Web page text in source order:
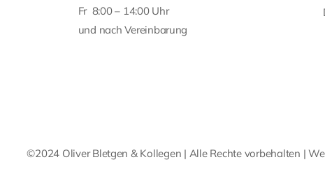
Fr 8:00 – 14:00 Uhr
und nach Vereinbarung
©2024 Oliver Bletgen & Kollegen | Alle Rechte vorbehalten |